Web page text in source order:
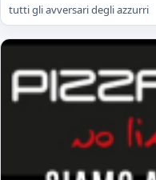
tutti gli avversari degli azzurri